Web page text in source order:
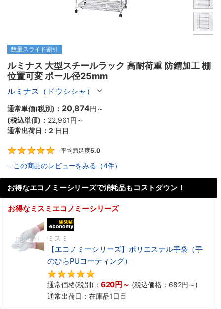
数量スライド割引
ルミナス 大型スチールラック 高耐荷重 防錆加工 棚
位置可変 ポール径25mm
ルミナス（ドウシシャ）
通常単価(税別)： 20,874円 ～
(税込単価)： 22,961円 ～
通常出荷日： 2 日目
平均満足度5.0
この商品のレビューをみる（4件）
お得なエコノミーシリーズで消耗品もコストダウン！
お得なミスミエコノミーシリーズ
ミスミ
【エコノミーシリーズ】ポリエステル手袋（手
のひらPUコーティング）
通常価格(税別)： 620円 ～ (税込価格： 682円 ～)
通常出荷日：在庫品1日目